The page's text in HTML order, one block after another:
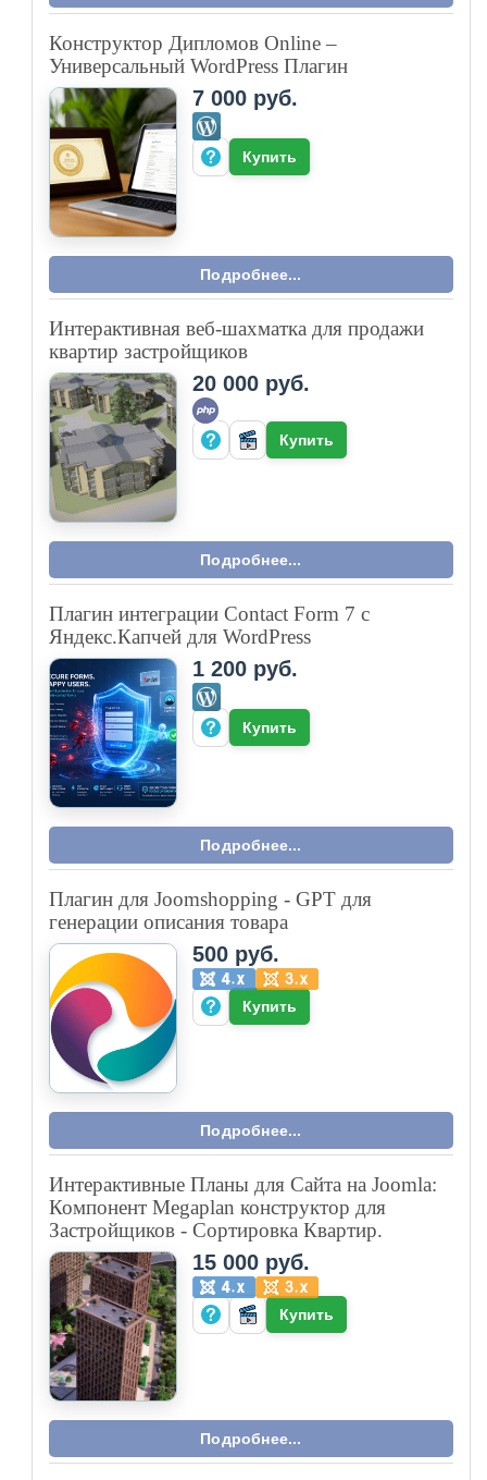
Конструктор Дипломов Online –
Универсальный WordPress Плагин
7 000 руб.
Купить
Подробнее...
Интерактивная веб-шахматка для продажи
квартир застройщиков
20 000 руб.
Купить
Подробнее...
Плагин интеграции Contact Form 7 с
Яндекс.Капчей для WordPress
1 200 руб.
Купить
Подробнее...
Плагин для Joomshopping - GPT для
генерации описания товара
500 руб.
Купить
Подробнее...
Интерактивные Планы для Сайта на Joomla:
Компонент Megaplan конструктор для
Застройщиков - Сортировка Квартир.
15 000 руб.
Купить
Подробнее...